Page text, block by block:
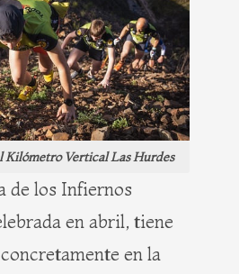
Kilómetro Vertical Las Hurdes
de los Infiernos
en abril, tiene
en la